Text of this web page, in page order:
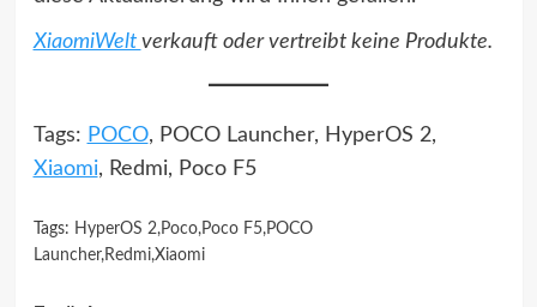
XiaomiWelt verkauft oder vertreibt keine Produkte.
Tags: POCO, POCO Launcher, HyperOS 2,
Xiaomi, Redmi, Poco F5
Tags: HyperOS 2,Poco,Poco F5,POCO
Launcher,Redmi,Xiaomi